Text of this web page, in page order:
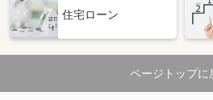
住宅ローン
ページトップに